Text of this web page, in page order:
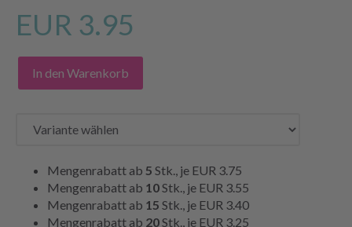
EUR 3.95
In den Warenkorb
Mengenrabatt ab 5 Stk., je EUR 3.75
Mengenrabatt ab 10 Stk., je EUR 3.55
Mengenrabatt ab 15 Stk., je EUR 3.40
Mengenrabatt ab 20 Stk., je EUR 3.25